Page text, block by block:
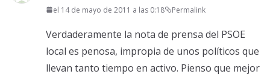
el 14 de mayo de 2011 a las 0:18 Permalink
Verdaderamente la nota de prensa del PSOE
local es penosa, impropia de unos políticos que
llevan tanto tiempo en activo. Pienso que mejor